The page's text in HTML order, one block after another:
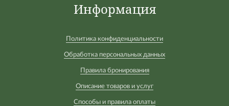
Информация
Политика конфиденциальности
Обработка персональных данных
Правила бронирования
Описание товаров и услуг
Способы и правила оплаты